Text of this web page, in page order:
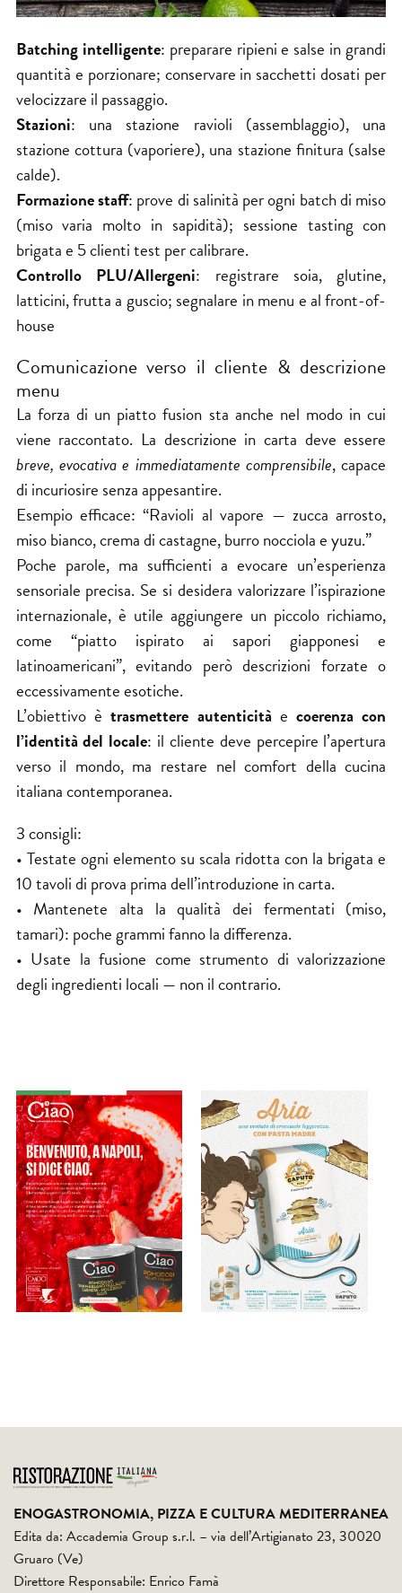
Batching intelligente: preparare ripieni e salse in grandi
quantità e porzionare; conservare in sacchetti dosati per
velocizzare il passaggio.
Stazioni: una stazione ravioli (assemblaggio), una
stazione cottura (vaporiere), una stazione finitura (salse
calde).
Formazione staff: prove di salinità per ogni batch di miso
(miso varia molto in sapidità); sessione tasting con
brigata e 5 clienti test per calibrare.
Controllo PLU/Allergeni: registrare soia, glutine,
latticini, frutta a guscio; segnalare in menu e al front-of-
house
Comunicazione verso il cliente & descrizione
menu
La forza di un piatto fusion sta anche nel modo in cui
viene raccontato. La descrizione in carta deve essere
breve, evocativa e immediatamente comprensibile, capace
di incuriosire senza appesantire.
Esempio efficace: “Ravioli al vapore — zucca arrosto,
miso bianco, crema di castagne, burro nocciola e yuzu.”
Poche parole, ma sufficienti a evocare un’esperienza
sensoriale precisa. Se si desidera valorizzare l’ispirazione
internazionale, è utile aggiungere un piccolo richiamo,
come “piatto ispirato ai sapori giapponesi e
latinoamericani”, evitando però descrizioni forzate o
eccessivamente esotiche.
L’obiettivo ètrasmettere autenticità ecoerenza con
l’identità del locale: il cliente deve percepire l’apertura
verso il mondo, ma restare nel comfort della cucina
italiana contemporanea.
3 consigli:
• Testate ogni elemento su scala ridotta con la brigata e
10 tavoli di prova prima dell’introduzione in carta.
• Mantenete alta la qualità dei fermentati (miso,
tamari): poche grammi fanno la differenza.
• Usate la fusione come strumento di valorizzazione
degli ingredienti locali — non il contrario.
ENOGASTRONOMIA, PIZZA E CULTURA MEDITERRANEA
Edita da: Accademia Group s.r.l. – via dell’Artigianato 23, 30020
Gruaro (Ve)
Direttore Responsabile: Enrico Famà